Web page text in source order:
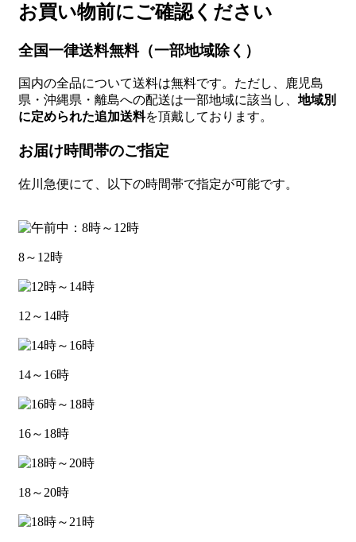
お買い物前にご確認ください
全国一律送料無料（一部地域除く）
国内の全品について送料は無料です。ただし、鹿児島
県・沖縄県・離島への配送は一部地域に該当し、 地域別
に定められた追加送料を頂戴しております。
お届け時間帯のご指定
佐川急便にて、以下の時間帯で指定が可能です。
8～12時
12～14時
14～16時
16～18時
18～20時